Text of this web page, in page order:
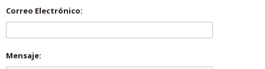
Correo Electrónico:
Mensaje: